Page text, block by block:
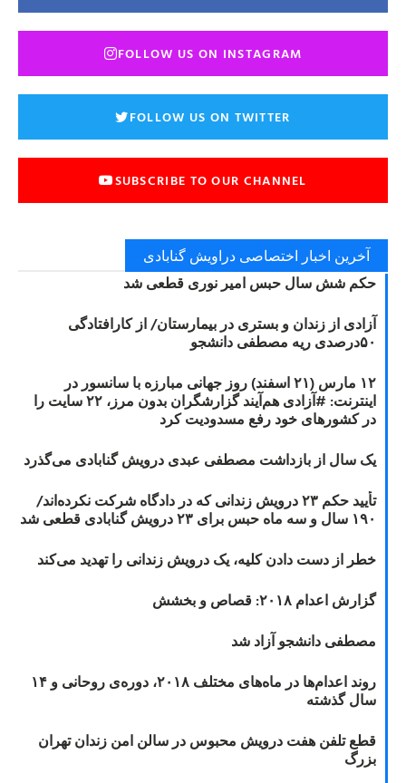
FOLLOW US ON INSTAGRAM
FOLLOW US ON TWITTER
SUBSCRIBE TO OUR CHANNEL
آخرین اخبار اختصاصی دراویش گنابادی
حکم شش سال حبس امیر نوری قطعی شد
آزادی از زندان و بستری در بیمارستان/ از کارافتادگی
۵۰درصدی ریه مصطفی دانشجو
۱۲ مارس (۲۱ اسفند) روز جهانی مبارزه با سانسور در
اینترنت: #آزادی هم‌آیند گزارشگران‌ بدون مرز، ۲۲ سایت را
در کشورهای خود رفع مسدودیت کرد
یک سال از بازداشت مصطفی عبدی درویش گنابادی می‌گذرد
تأیید حکم ۲۳ درویش زندانی که در دادگاه شرکت نکرده‌اند/
۱۹۰ سال و سه ماه حبس برای ۲۳ درویش گنابادی قطعی شد
خطر از دست دادن کلیه، یک درویش زندانی را تهدید می‌کند
گزارش اعدام ۲۰۱۸: قصاص و بخشش
مصطفی دانشجو آزاد شد
روند اعدام‌ها در ماه‌های مختلف ۲۰۱۸، دوره‌ی روحانی و ۱۴
سال گذشته
قطع تلفن هفت درویش محبوس در سالن امن زندان تهران
بزرگ